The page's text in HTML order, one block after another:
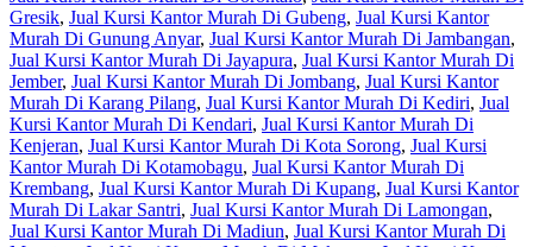
Gresik, Jual Kursi Kantor Murah Di Gubeng, Jual Kursi Kantor
Murah Di Gunung Anyar, Jual Kursi Kantor Murah Di Jambangan,
Jual Kursi Kantor Murah Di Jayapura, Jual Kursi Kantor Murah Di
Jember, Jual Kursi Kantor Murah Di Jombang, Jual Kursi Kantor
Murah Di Karang Pilang, Jual Kursi Kantor Murah Di Kediri, Jual
Kursi Kantor Murah Di Kendari, Jual Kursi Kantor Murah Di
Kenjeran, Jual Kursi Kantor Murah Di Kota Sorong, Jual Kursi
Kantor Murah Di Kotamobagu, Jual Kursi Kantor Murah Di
Krembang, Jual Kursi Kantor Murah Di Kupang, Jual Kursi Kantor
Murah Di Lakar Santri, Jual Kursi Kantor Murah Di Lamongan,
Jual Kursi Kantor Murah Di Madiun, Jual Kursi Kantor Murah Di